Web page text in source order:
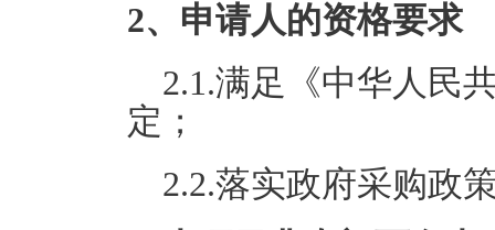
2、申请人的资格要求
2.1.满足《中华人民
定；
2.2.落实政府采购政